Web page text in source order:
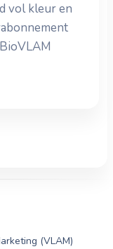
vol kleur en
(VLAM)